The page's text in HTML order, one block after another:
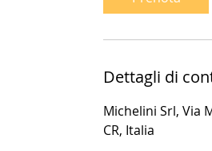
n
i
Dettagli di
Michelini Srl, Via
CR, Italia